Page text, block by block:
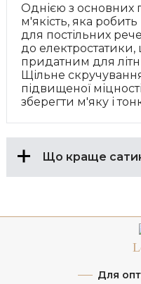
Однією з основних
м'якість, яка
для постільних
до
придатним для
Щільне
підвищеної
зберегти м'яку і
Що краще
Для